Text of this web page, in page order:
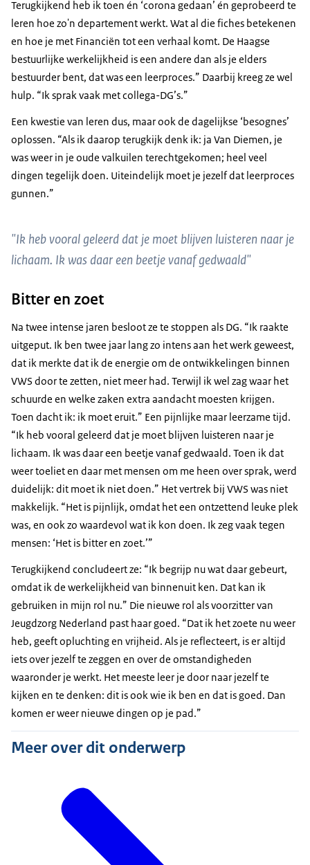
Terugkijkend heb ik toen én ‘corona gedaan’ én geprobeerd te
leren hoe zo'n departement werkt. Wat al die fiches betekenen
en hoe je met Financiën tot een verhaal komt. De Haagse
bestuurlijke werkelijkheid is een andere dan als je elders
bestuurder bent, dat was een leerproces.” Daarbij kreeg ze wel
hulp. “Ik sprak vaak met collega-DG’s.”
Een kwestie van leren dus, maar ook de dagelijkse ‘besognes’
oplossen. “Als ik daarop terugkijk denk ik: ja Van Diemen, je
was weer in je oude valkuilen terechtgekomen; heel veel
dingen tegelijk doen. Uiteindelijk moet je jezelf dat leerproces
gunnen.”
"Ik heb vooral geleerd dat je moet blijven luisteren naar je
lichaam. Ik was daar een beetje vanaf gedwaald"
Bitter en zoet
Na twee intense jaren besloot ze te stoppen als DG. “Ik raakte
uitgeput. Ik ben twee jaar lang zo intens aan het werk geweest,
dat ik merkte dat ik de energie om de ontwikkelingen binnen
VWS door te zetten, niet meer had. Terwijl ik wel zag waar het
schuurde en welke zaken extra aandacht moesten krijgen.
Toen dacht ik: ik moet eruit.” Een pijnlijke maar leerzame tijd.
“Ik heb vooral geleerd dat je moet blijven luisteren naar je
lichaam. Ik was daar een beetje vanaf gedwaald. Toen ik dat
weer toeliet en daar met mensen om me heen over sprak, werd
duidelijk: dit moet ik niet doen.” Het vertrek bij VWS was niet
makkelijk. “Het is pijnlijk, omdat het een ontzettend leuke plek
was, en ook zo waardevol wat ik kon doen. Ik zeg vaak tegen
mensen: ‘Het is bitter en zoet.’”
Terugkijkend concludeert ze: “Ik begrijp nu wat daar gebeurt,
omdat ik de werkelijkheid van binnenuit ken. Dat kan ik
gebruiken in mijn rol nu.” Die nieuwe rol als voorzitter van
Jeugdzorg Nederland past haar goed. “Dat ik het zoete nu weer
heb, geeft opluchting en vrijheid. Als je reflecteert, is er altijd
iets over jezelf te zeggen en over de omstandigheden
waaronder je werkt. Het meeste leer je door naar jezelf te
kijken en te denken: dit is ook wie ik ben en dat is goed. Dan
komen er weer nieuwe dingen op je pad.”
Meer over dit onderwerp